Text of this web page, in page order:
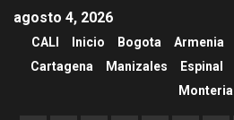
agosto 4, 2026
CALI Inicio Bogota Armenia
Cartagena
Manizales Espinal
Monteria